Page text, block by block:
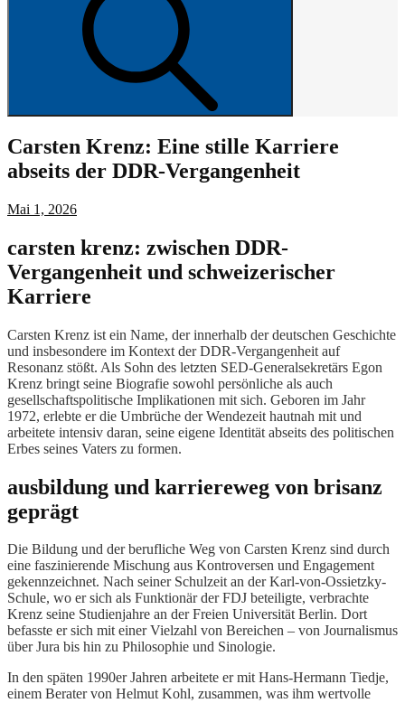
Carsten Krenz: Eine stille Karriere
abseits der DDR-Vergangenheit
Posted
Mai 1, 2026
carsten krenz: zwischen DDR-
Vergangenheit und schweizerischer
Karriere
Carsten Krenz ist ein Name, der innerhalb der deutschen Geschichte
und insbesondere im Kontext der DDR-Vergangenheit auf
Resonanz stößt. Als Sohn des letzten SED-Generalsekretärs Egon
Krenz bringt seine Biografie sowohl persönliche als auch
gesellschaftspolitische Implikationen mit sich. Geboren im Jahr
1972, erlebte er die Umbrüche der Wendezeit hautnah mit und
arbeitete intensiv daran, seine eigene Identität abseits des politischen
Erbes seines Vaters zu formen.
ausbildung und karriereweg von brisanz
geprägt
Die Bildung und der berufliche Weg von Carsten Krenz sind durch
eine faszinierende Mischung aus Kontroversen und Engagement
gekennzeichnet. Nach seiner Schulzeit an der Karl-von-Ossietzky-
Schule, wo er sich als Funktionär der FDJ beteiligte, verbrachte
Krenz seine Studienjahre an der Freien Universität Berlin. Dort
befasste er sich mit einer Vielzahl von Bereichen – von Journalismus
über Jura bis hin zu Philosophie und Sinologie.
In den späten 1990er Jahren arbeitete er mit Hans-Hermann Tiedje,
einem Berater von Helmut Kohl, zusammen, was ihm wertvolle